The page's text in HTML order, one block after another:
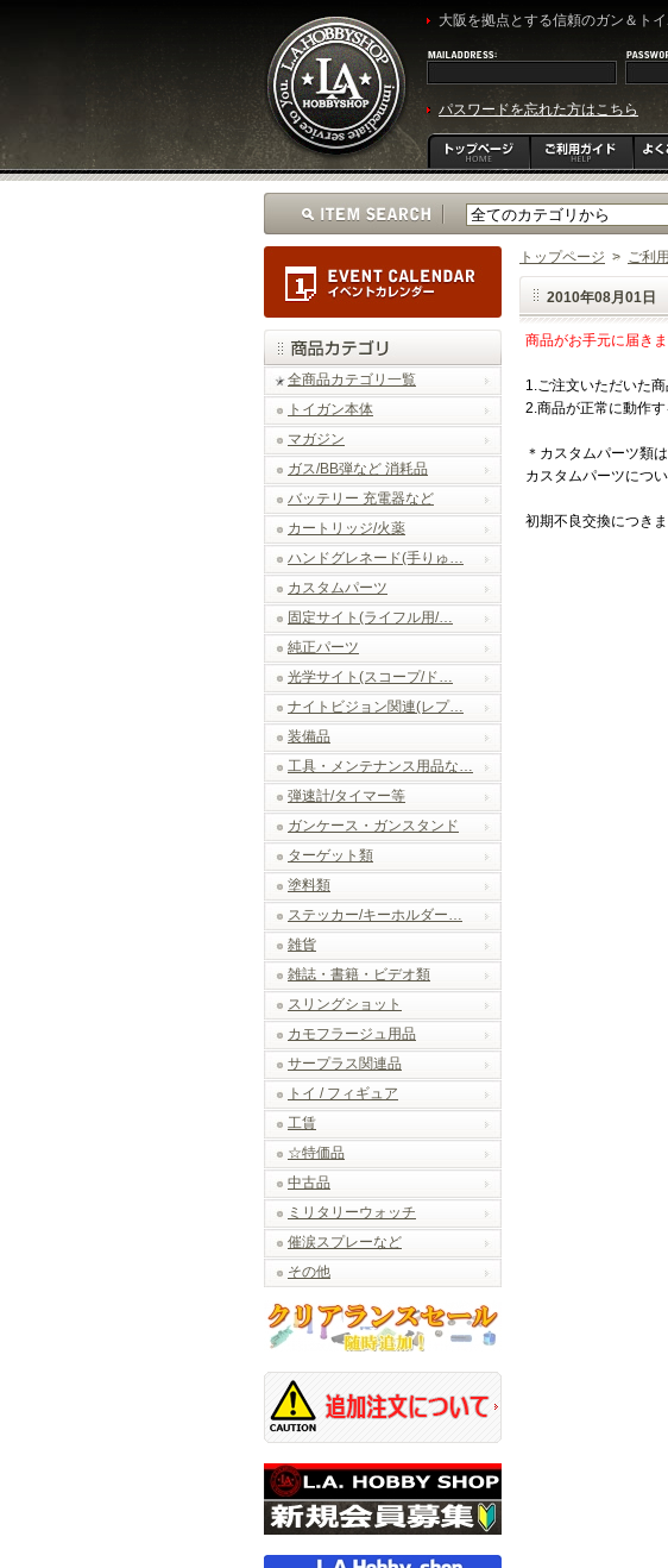
大阪を拠点とする信頼のガン＆ト
パスワードを忘れた方はこちら
全商品カテゴリ一覧
トイガン本体
マガジン
ガス/BB弾など 消耗品
バッテリー 充電器など
カートリッジ/火薬
ハンドグレネード(手りゅ…
カスタムパーツ
固定サイト(ライフル用/…
純正パーツ
光学サイト(スコープ/ド…
ナイトビジョン関連(レプ…
装備品
工具・メンテナンス用品な…
弾速計/タイマー等
ガンケース・ガンスタンド
ターゲット類
塗料類
ステッカー/キーホルダー…
雑貨
雑誌・書籍・ビデオ類
スリングショット
カモフラージュ用品
サープラス関連品
トイ / フィギュア
工賃
☆特価品
中古品
ミリタリーウォッチ
催涙スプレーなど
その他
トップページ > ご利
2010年08月01日
商品がお手元に届き
1.ご注文いただいた
2.商品が正常に動作
＊カスタムパーツ類
カスタムパーツにつ
初期不良交換につき